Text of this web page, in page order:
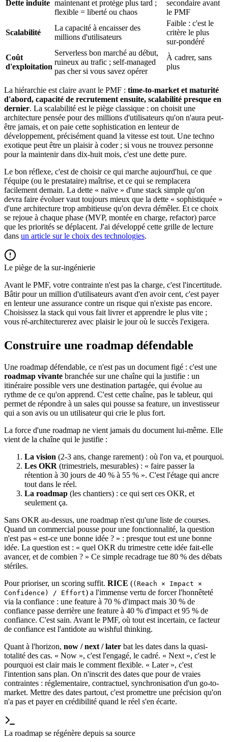
Dette induite maintenant et protège plus tard ;
flexible = liberté ou chaos
secondaire avant
le PMF
Scalabilité
La capacité à encaisser des
millions d'utilisateurs
Faible : c'est le
critère le plus
sur-pondéré
Coût
d'exploitation
Serverless bon marché au début,
ruineux au trafic ; self-managed
pas cher si vous savez opérer
À cadrer, sans
plus
La hiérarchie est claire avant le PMF : time-to-market et maturité
d'abord, capacité de recrutement ensuite, scalabilité presque en
dernier. La scalabilité est le piège classique : on choisit une
architecture pensée pour des millions d'utilisateurs qu'on n'aura peut-
être jamais, et on paie cette sophistication en lenteur de
développement, précisément quand la vitesse est tout. Une techno
exotique peut être un plaisir à coder ; si vous ne trouvez personne
pour la maintenir dans dix-huit mois, c'est une dette pure.
Le bon réflexe, c'est de choisir ce qui marche aujourd'hui, ce que
l'équipe (ou le prestataire) maîtrise, et ce qui se remplacera
facilement demain. La dette « naïve » d'une stack simple qu'on
devra faire évoluer vaut toujours mieux que la dette « sophistiquée »
d'une architecture trop ambitieuse qu'on devra démêler. Et ce choix
se rejoue à chaque phase (MVP, montée en charge, refactor) parce
que les priorités se déplacent. J'ai développé cette grille de lecture
dans un article sur le choix des technologies.
Le piège de la sur-ingénierie
Avant le PMF, votre contrainte n'est pas la charge, c'est l'incertitude.
Bâtir pour un million d'utilisateurs avant d'en avoir cent, c'est payer
en lenteur une assurance contre un risque qui n'existe pas encore.
Choisissez la stack qui vous fait livrer et apprendre le plus vite ;
vous ré-architecturerez avec plaisir le jour où le succès l'exigera.
Construire une roadmap défendable
Une roadmap défendable, ce n'est pas un document figé : c'est une
roadmap vivante branchée sur une chaîne qui la justifie : un
itinéraire possible vers une destination partagée, qui évolue au
rythme de ce qu'on apprend. C'est cette chaîne, pas le tableur, qui
permet de répondre à un sales qui pousse sa feature, un investisseur
qui a son avis ou un utilisateur qui crie le plus fort.
La force d'une roadmap ne vient jamais du document lui-même. Elle
vient de la chaîne qui le justifie :
La vision (2-3 ans, change rarement) : où l'on va, et pourquoi.
Les OKR (trimestriels, mesurables) : « faire passer la
rétention à 30 jours de 40 % à 55 % ». C'est l'étage qui ancre
tout dans le réel.
La roadmap (les chantiers) : ce qui sert ces OKR, et
seulement ça.
Sans OKR au-dessus, une roadmap n'est qu'une liste de courses.
Quand un commercial pousse pour une fonctionnalité, la question
n'est pas « est-ce une bonne idée ? » : presque tout est une bonne
idée. La question est : « quel OKR du trimestre cette idée fait-elle
avancer, et de combien ? » Ce simple recadrage tue 80 % des débats
stériles.
Pour prioriser, un scoring suffit. RICE ((Reach × Impact ×
Confidence) / Effort) a l'immense vertu de forcer l'honnêteté
via la confiance : une feature à 70 % d'impact mais 30 % de
confiance passe derrière une feature à 40 % d'impact et 95 % de
confiance. C'est sain. Avant le PMF, où tout est incertain, ce facteur
de confiance est l'antidote au wishful thinking.
Quant à l'horizon, now / next / later bat les dates dans la quasi-
totalité des cas. « Now », c'est l'engagé, le cadré. « Next », c'est le
pourquoi est clair mais le comment flexible. « Later », c'est
l'intention sans plan. On n'inscrit des dates que pour de vraies
contraintes : réglementaire, contractuel, synchronisation d'un go-to-
market. Mettre des dates partout, c'est promettre une précision qu'on
n'a pas et payer en crédibilité quand le réel s'en écarte.
La roadmap se régénère depuis sa source